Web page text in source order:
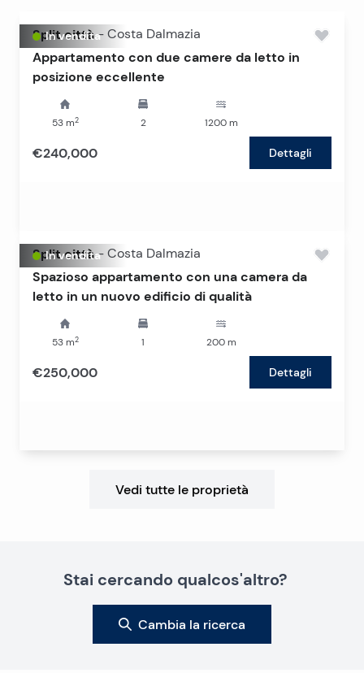
In vendita
Split città - Costa Dalmazia
Appartamento con due camere da letto in
posizione eccellente
53m2 2 1200m
€240,000 Dettagli
In vendita
Split città - Costa Dalmazia
Spazioso appartamento con una camera da
letto in un nuovo edificio di qualità
53m2 1 200m
€250,000 Dettagli
Vedi tutte le proprietà
Stai cercando qualcos'altro?
Cambia la ricerca